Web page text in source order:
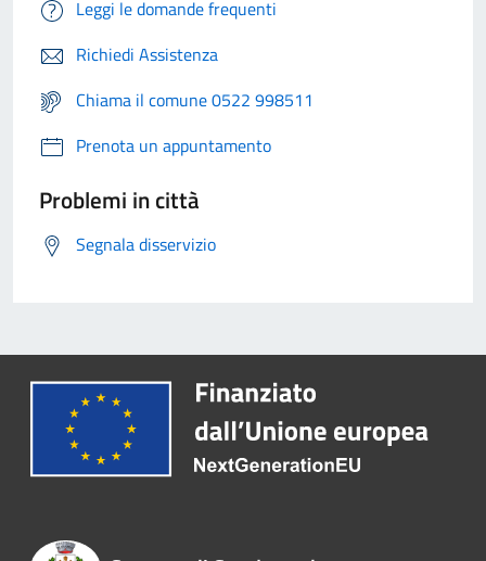
Leggi le domande frequenti
Richiedi Assistenza
Chiama il comune 0522 998511
Prenota un appuntamento
Problemi in città
Segnala disservizio